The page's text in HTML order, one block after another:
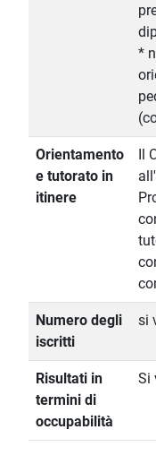
*
Orientamento
e tutorato in
itinere
Numero degli
iscritti
si
Risultati in
termini di
occupabilità
Si